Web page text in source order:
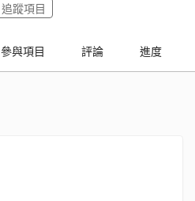
追蹤項目
參與項目 評論 進度